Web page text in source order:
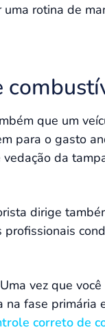
rotina de
que um
para o gasto
da
dirige
vez que
fase primária
correto de